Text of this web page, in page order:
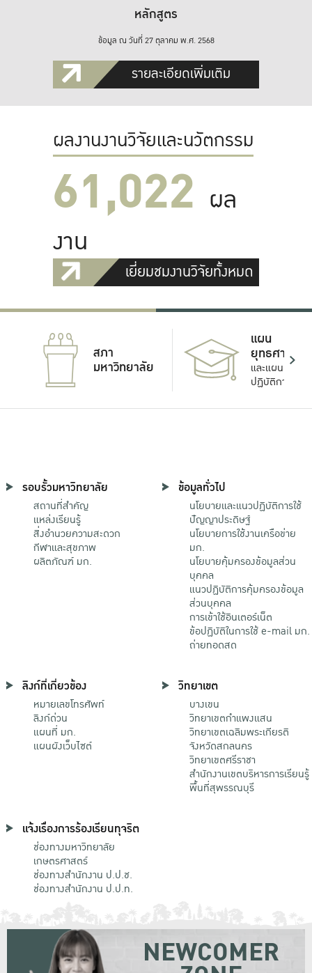
หลักสูตร
ข้อมูล ณ วันที่ 27 ตุลาคม พ.ศ. 2568
รายละเอียดเพิ่มเติม
ผลงานงานวิจัยและนวัตกรรม
61,022 ผล
งาน
เยี่ยมชมงานวิจัยทั้งหมด
สภา
มหาวิทยาลัย
แผน
ยุทธศาสตร์
และแผน
ปฏิบัติการ
รอบรั้วมหาวิทยาลัย
สถานที่สำคัญ
แหล่งเรียนรู้
สิ่งอำนวยความสะดวก
กีฬาและสุขภาพ
ผลิตภัณฑ์ มก.
ข้อมูลทั่วไป
นโยบายและแนวปฏิบัติการใช้
ปัญญาประดิษฐ์
นโยบายการใช้งานเครือข่าย
มก.
นโยบายคุ้มครองข้อมูลส่วน
บุคคล
แนวปฏิบัติการคุ้มครองข้อมูล
ส่วนบุคคล
การเข้าใช้อินเตอร์เน็ต
ข้อปฏิบัติในการใช้ e-mail มก.
ถ่ายทอดสด
ลิงก์ที่เกี่ยวข้อง
หมายเลขโทรศัพท์
ลิงก์ด่วน
แผนที่ มก.
แผนผังเว็บไซต์
วิทยาเขต
บางเขน
วิทยาเขตกําแพงแสน
วิทยาเขตเฉลิมพระเกียรติ
จังหวัดสกลนคร
วิทยาเขตศรีราชา
สำนักงานเขตบริหารการเรียนรู้
พื้นที่สุพรรณบุรี
แจ้งเรื่องการร้องเรียนทุจริต
ช่องทางมหาวิทยาลัย
เกษตรศาสตร์
ช่องทางสำนักงาน ป.ป.ช.
ช่องทางสำนักงาน ป.ป.ท.
NEWCOMER